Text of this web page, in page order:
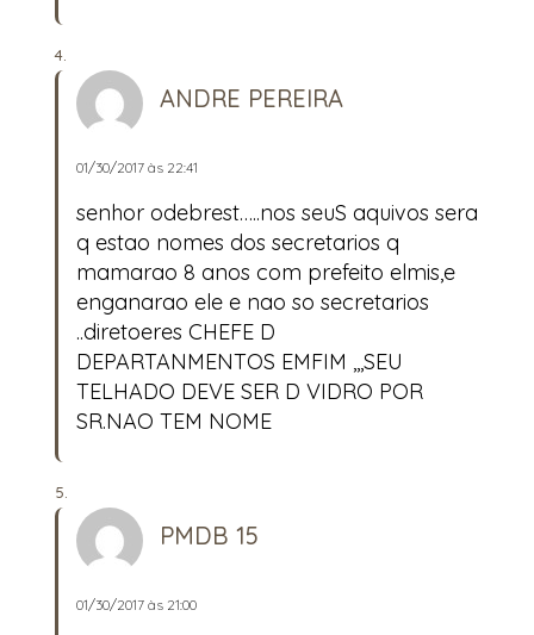
ANDRE PEREIRA
01/30/2017 às 22:41
senhor odebrest…..nos seuS aquivos sera
q estao nomes dos secretarios q
mamarao 8 anos com prefeito elmis,e
enganarao ele e nao so secretarios
..diretoeres CHEFE D
DEPARTANMENTOS EMFIM ,,,SEU
TELHADO DEVE SER D VIDRO POR
SR.NAO TEM NOME
PMDB 15
01/30/2017 às 21:00